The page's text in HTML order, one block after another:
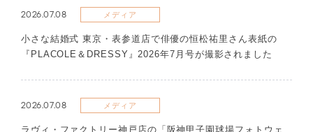
2026.07.08 メディア
​小さな結婚式 東京・表参道店で俳優の恒松祐里さん表紙の
『PLACOLE＆DRESSY』2026年7月号が撮影されました
2026.07.08 メディア
ラヴィ・ファクトリー神戸店の「阪神甲子園球場フォトウェ